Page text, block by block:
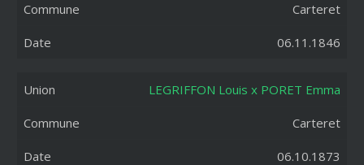
Carteret
06.11.1846
LEGRIFFON Louis x PORET Emma
Carteret
06.10.1873